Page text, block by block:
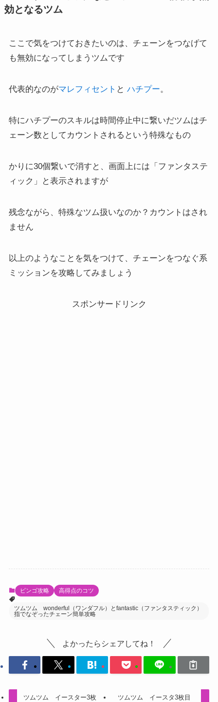
効となるツム
ここで気をつけておきたいのは、チェーンをつなげて
も無効になってしまうツムです
代表的なのがマレフィセント と ハチプー。
特にハチプーのスキルは時間停止中に繋いだツムはチ
ェーン数としてカウントされるという特殊なもの
かりに30個繋いで消すと、画面上には「ファンタステ
ィック」と表示されますが
残念ながら、特殊なツム扱いなのか？カウントはされ
ません
以上のようなことを気をつけて、チェーンをつなぐ系
ミッションを攻略してみましょう
スポンサードリンク
ビンゴ攻略 高得点のコツ
ツムツム wonderful（ワンダフル）とfantastic（ファンタスティック）
指でなぞったチェーン簡単攻略
よかったらシェアしてね！
ツムツム イースター3枚
ツムツム イースタ3枚目